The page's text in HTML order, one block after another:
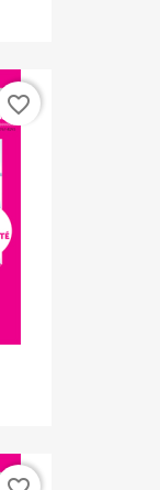
favorite_border